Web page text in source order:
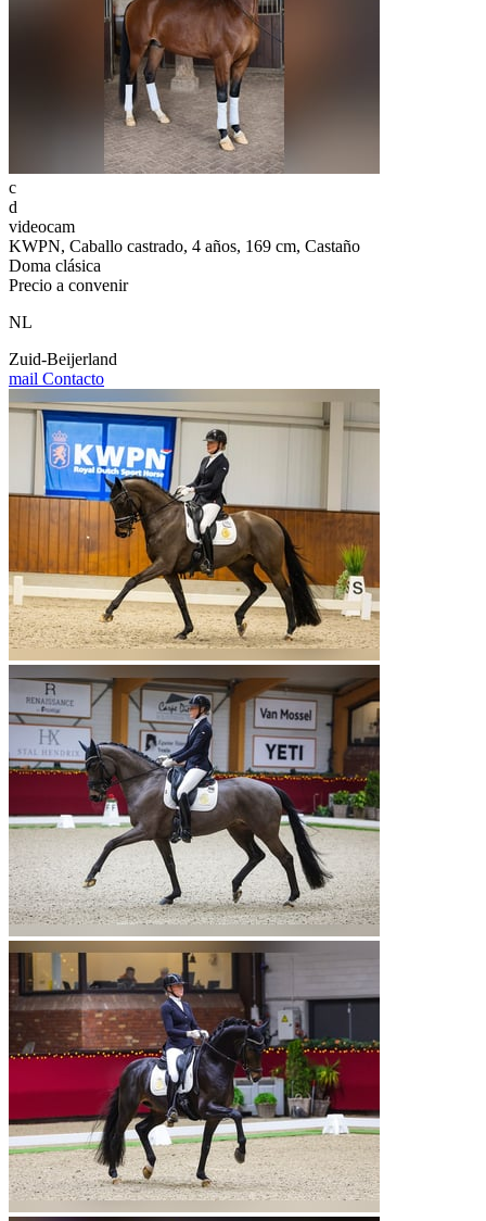
c
d
videocam
KWPN, Caballo castrado, 4 años, 169 cm, Castaño
Doma clásica
Precio a convenir
NL
Zuid-Beijerland
mail Contacto